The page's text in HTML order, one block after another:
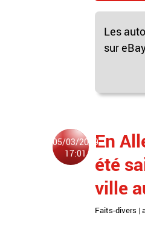
Les
sur
05/03/2019
17:01
En
été
ville
Faits-divers |